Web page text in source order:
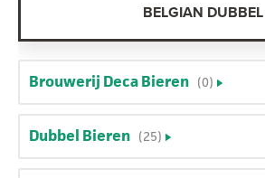
BELGIAN DUBBEL
Brouwerij Deca Bieren (0)
Dubbel Bieren (25)